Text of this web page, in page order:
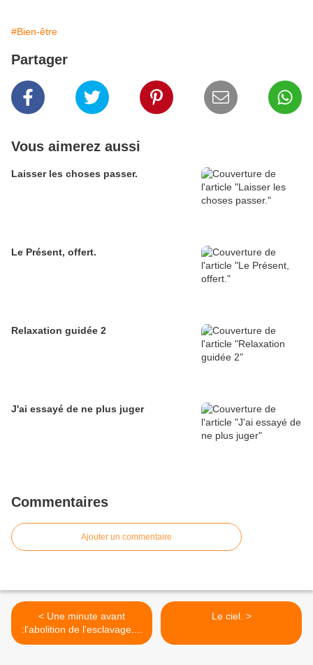
#Bien-être
Partager
Vous aimerez aussi
Laisser les choses passer.
Le Présent, offert.
Relaxation guidée 2
J'ai essayé de ne plus juger
Commentaires
Ajouter un commentaire
< Une minute avant
:l'abolition de l'esclavage....
Le ciel. >